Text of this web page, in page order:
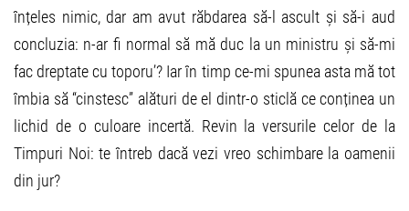
înțeles nimic, dar am avut răbdarea să-l ascult și să-i aud
concluzia: n-ar fi normal să mă duc la un ministru și să-mi
fac dreptate cu toporu’? Iar în timp ce-mi spunea asta mă tot
îmbia să “cinstesc” alături de el dintr-o sticlă ce conținea un
lichid de o culoare incertă. Revin la versurile celor de la
Timpuri Noi: te întreb dacă vezi vreo schimbare la oamenii
din jur?